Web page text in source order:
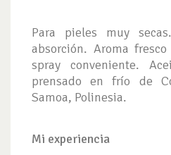
Para pieles muy
absorción. Aroma
spray conveniente.
prensado en frío de
Samoa, Polinesia.
Mi experiencia